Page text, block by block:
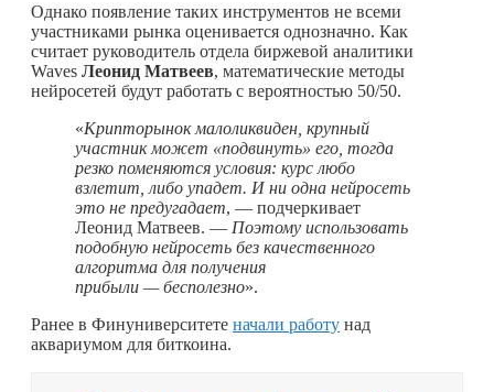
Однако появление таких инструментов не всеми
участниками рынка оценивается однозначно. Как
считает руководитель отдела биржевой аналитики
Waves Леонид Матвеев, математические методы
нейросетей будут работать с вероятностью 50/50.
«Крипторынок малоликвиден, крупный
участник может «подвинуть» его, тогда
резко поменяются условия: курс любо
взлетит, либо упадет. И ни одна нейросеть
это не предугадает, — подчеркивает
Леонид Матвеев. — Поэтому использовать
подобную нейросеть без качественного
алгоритма для получения
прибыли — бесполезно».
Ранее в Финуниверситете начали работу над
аквариумом для биткоина.